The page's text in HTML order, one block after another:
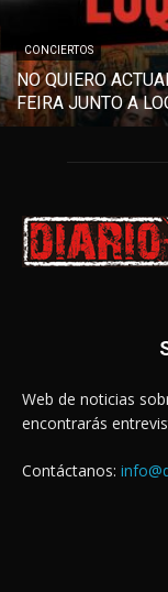
CONCIERTOS
NO QUIERO
FEIRA JUNTO A
Web de noticias
encontrarás
Contáctanos: